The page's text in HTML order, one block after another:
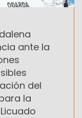
ante la
del
la